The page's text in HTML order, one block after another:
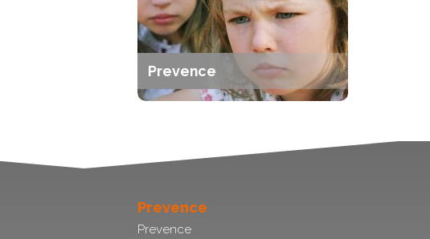
Prevence
Prevence
Prevence